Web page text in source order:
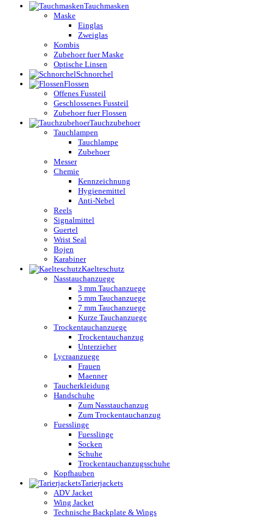
Tauchmasken
Maske
Einglas
Zweiglas
Kombis
Zubehoer fuer Maske
Optische Linsen
Schnorchel
Flossen
Offenes Fussteil
Geschlossenes Fussteil
Zubehoer fuer Flossen
Tauchzubehoer
Tauchlampen
Tauchlampe
Zubehoer
Messer
Chemie
Kennzeichnung
Hygienemittel
Anti-Nebel
Reels
Signalmittel
Guertel
Wrist Seal
Bojen
Karabiner
Kaelteschutz
Nasstauchanzuege
3 mm Tauchanzuege
5 mm Tauchanzuege
7 mm Tauchanzuege
Kurze Tauchanzuege
Trockentauchanzuege
Trockentauchanzug
Unterzieher
Lycraanzuege
Frauen
Maenner
Taucherkleidung
Handschuhe
Zum Nasstauchanzug
Zum Trockentauchanzug
Fuesslinge
Fuesslinge
Socken
Schuhe
Trockentauchanzugsschuhe
Kopfhauben
Tarierjackets
ADV Jacket
Wing Jacket
Technische Backplate & Wings